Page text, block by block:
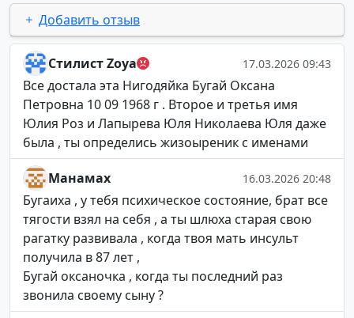
Добавить отзыв
Стилист Zoya 17.03.2026 09:43
Все достала эта Нигодяйка Бугай Оксана
Петровна 10 09 1968 г . Второе и третья имя
Юлия Роз и Лапырева Юля Николаева Юля даже
была , ты определись жизоыреник с именами
Манамах 16.03.2026 20:48
Бугаиха , у тебя психическое состояние, брат все
тягости взял на себя , а ты шлюха старая свою
рагатку развивала , когда твоя мать инсульт
получила в 87 лет ,
Бугай оксаночка , когда ты последний раз
звонила своему сыну ?